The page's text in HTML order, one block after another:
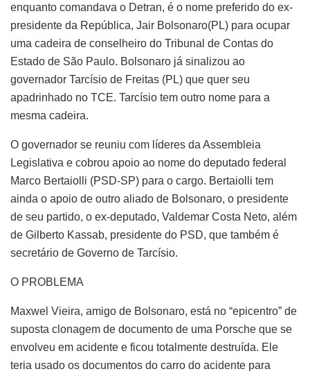
enquanto comandava o Detran, é o nome preferido do ex-
presidente da República, Jair Bolsonaro(PL) para ocupar
uma cadeira de conselheiro do Tribunal de Contas do
Estado de São Paulo. Bolsonaro já sinalizou ao
governador Tarcísio de Freitas (PL) que quer seu
apadrinhado no TCE. Tarcísio tem outro nome para a
mesma cadeira.
O governador se reuniu com líderes da Assembleia
Legislativa e cobrou apoio ao nome do deputado federal
Marco Bertaiolli (PSD-SP) para o cargo. Bertaiolli tem
ainda o apoio de outro aliado de Bolsonaro, o presidente
de seu partido, o ex-deputado, Valdemar Costa Neto, além
de Gilberto Kassab, presidente do PSD, que também é
secretário de Governo de Tarcísio.
O PROBLEMA
Maxwel Vieira, amigo de Bolsonaro, está no “epicentro” de
suposta clonagem de documento de uma Porsche que se
envolveu em acidente e ficou totalmente destruída. Ele
teria usado os documentos do carro do acidente para